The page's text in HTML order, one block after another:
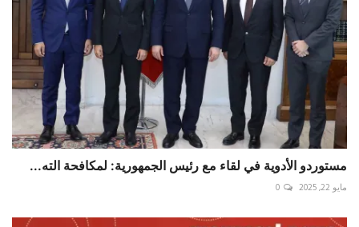
مستوردو الأدوية في لقاء مع رئيس الجمهورية: لمكافحة الته...
مايو 22, 2025 0